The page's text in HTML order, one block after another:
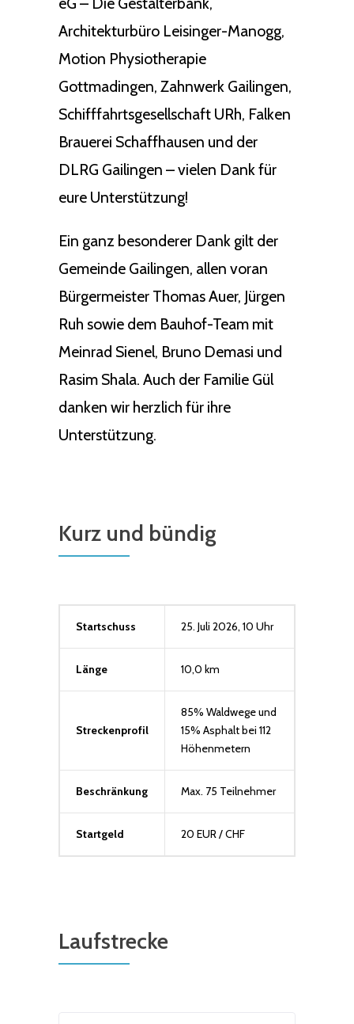
Architekturbüro Leisinger-Manogg,
Motion Physiotherapie
Gottmadingen, Zahnwerk Gailingen,
Schifffahrtsgesellschaft URh, Falken
Brauerei Schaffhausen und der
DLRG Gailingen – vielen Dank für
eure Unterstützung!
Ein ganz besonderer Dank gilt der
Gemeinde Gailingen, allen voran
Bürgermeister Thomas Auer, Jürgen
Ruh sowie dem Bauhof-Team mit
Meinrad Sienel, Bruno Demasi und
Rasim Shala. Auch der Familie Gül
danken wir herzlich für ihre
Unterstützung.
Kurz und bündig
Startschuss 25. Juli 2026, 10 Uhr
Länge 10,0 km
Streckenprofil
85% Waldwege und
15% Asphalt bei 112
Höhenmetern
Beschränkung Max. 75 Teilnehmer
Startgeld 20 EUR / CHF
Laufstrecke